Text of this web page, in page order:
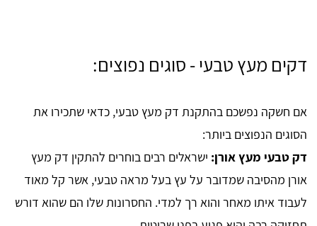
דקים מעץ טבעי - סוגים נפוצים:
אם חשקה נפשכם בהתקנת דק מעץ טבעי, כדאי שתכירו את
הסוגים הנפוצים ביותר:
דק טבעי מעץ אורן: ישראלים רבים בוחרים להתקין דק מעץ
אורן מהסיבה שמדובר על עץ בעל מראה טבעי, אשר קל מאוד
לעבוד איתו מאחר והוא רך למדי. החסרונות שלו הם שהוא דורש